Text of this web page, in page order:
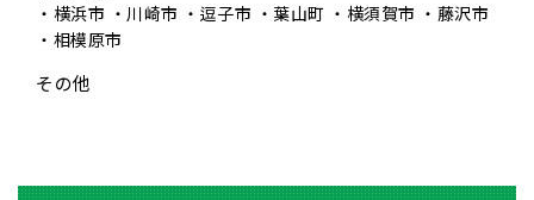
横浜市 川崎市 逗子市 葉山町 横須賀市
藤沢市
相模原市
その他